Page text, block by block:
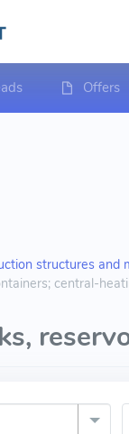
Offers
structures and
central-